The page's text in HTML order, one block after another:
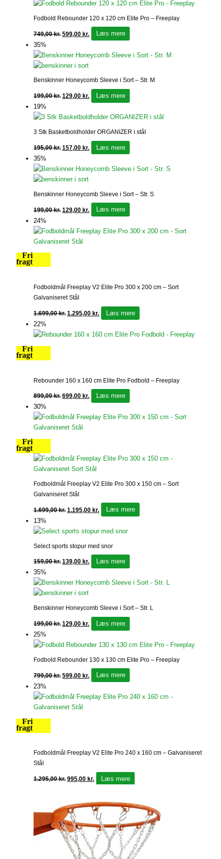
Fodbold Rebounder 120 x 120 cm Elite Pro – Freeplay
749,00kr. 599,00 kr.
Læs mere
35%
Benskinner Honeycomb Sleeve i Sort – Str. M
199,00kr. 129,00 kr.
Læs mere
19%
3 Stk Basketboldholder ORGANIZER i stål
195,00kr. 157,00 kr.
Læs mere
35%
Benskinner Honeycomb Sleeve i Sort – Str. S
199,00kr. 129,00 kr.
Læs mere
24%
Fri
fragt
Fodboldmål Freeplay V2 Elite Pro 300 x 200 cm – Sort
Galvaniseret Stål
1.699,00kr. 1.295,00 kr.
Læs mere
22%
Fri
fragt
Rebounder 160 x 160 cm Elite Pro Fodbold – Freeplay
899,00kr. 699,00 kr.
Læs mere
30%
Fri
fragt
Fodboldmål Freeplay V2 Elite Pro 300 x 150 cm – Sort
Galvaniseret Stål
1.699,00kr. 1.195,00 kr.
Læs mere
13%
Select sports stopur med snor
159,00kr. 139,00 kr.
Læs mere
35%
Benskinner Honeycomb Sleeve i Sort – Str. L
199,00kr. 129,00 kr.
Læs mere
25%
Fodbold Rebounder 130 x 130 cm Elite Pro – Freeplay
799,00kr. 599,00 kr.
Læs mere
23%
Fri
fragt
Fodboldmål Freeplay V2 Elite Pro 240 x 160 cm – Galvaniseret
Stål
1.295,00kr. 995,00 kr. Læs mere